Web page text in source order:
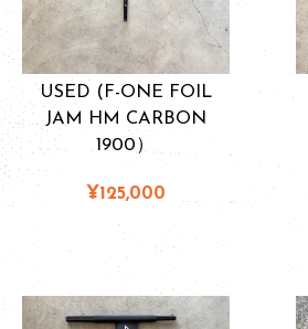
USED (F-ONE FOIL
JAM HM CARBON
1900）
¥125,000